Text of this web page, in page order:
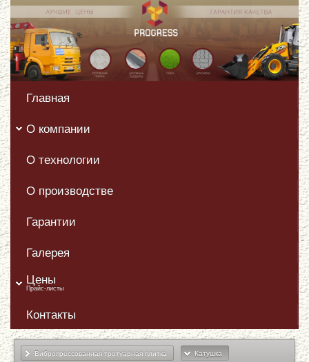
Главная
О компании
О технологии
О производстве
Гарантии
Галерея
Цены
Прайс-листы
Контакты
Вибропрессованная тротуарная плитка
Катушка